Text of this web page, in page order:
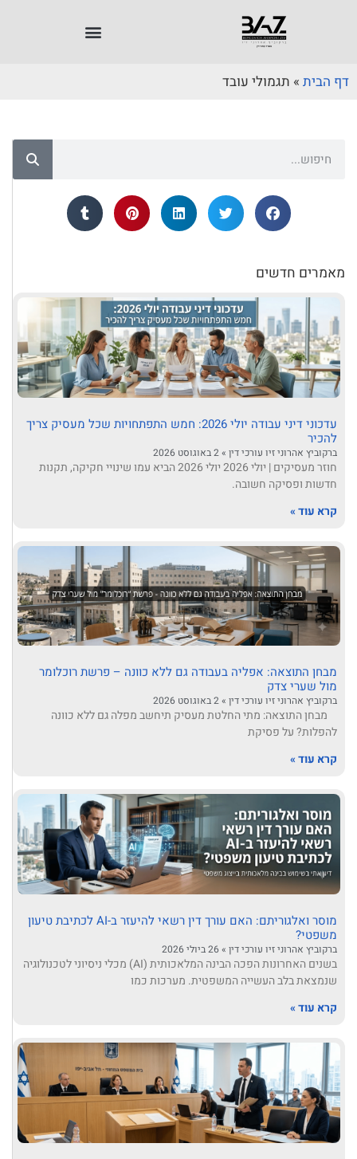
דף הבית » תגמולי עובד
מאמרים חדשים
עדכוני דיני עבודה יולי 2026: חמש התפתחויות שכל מעסיק צריך
להכיר
ברקוביץ אהרוני זיו עורכי דין
חוזר מעסיקים | יולי 2026 יולי 2026 הביא עמו שינויי חקיקה, תקנות
חדשות ופסיקה חשובה.
קרא עוד »
מבחן התוצאה: אפליה בעבודה גם ללא כוונה – פרשת רוכלומר
מול שערי צדק
ברקוביץ אהרוני זיו עורכי דין
מבחן התוצאה: מתי החלטת מעסיק תיחשב מפלה גם ללא כוונה
להפלות? על פסיקת
קרא עוד »
מוסר ואלגוריתם: האם עורך דין רשאי להיעזר ב-AI לכתיבת טיעון
משפטי?
ברקוביץ אהרוני זיו עורכי דין
בשנים האחרונות הפכה הבינה המלאכותית (AI) מכלי ניסיוני לטכנולוגיה
שנמצאת בלב העשייה המשפטית. מערכות כמו
קרא עוד »